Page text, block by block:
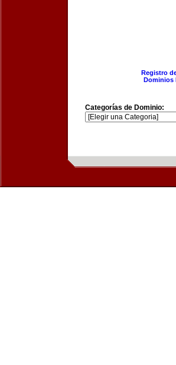
Registro
Dominios
Categorías de Dominio: